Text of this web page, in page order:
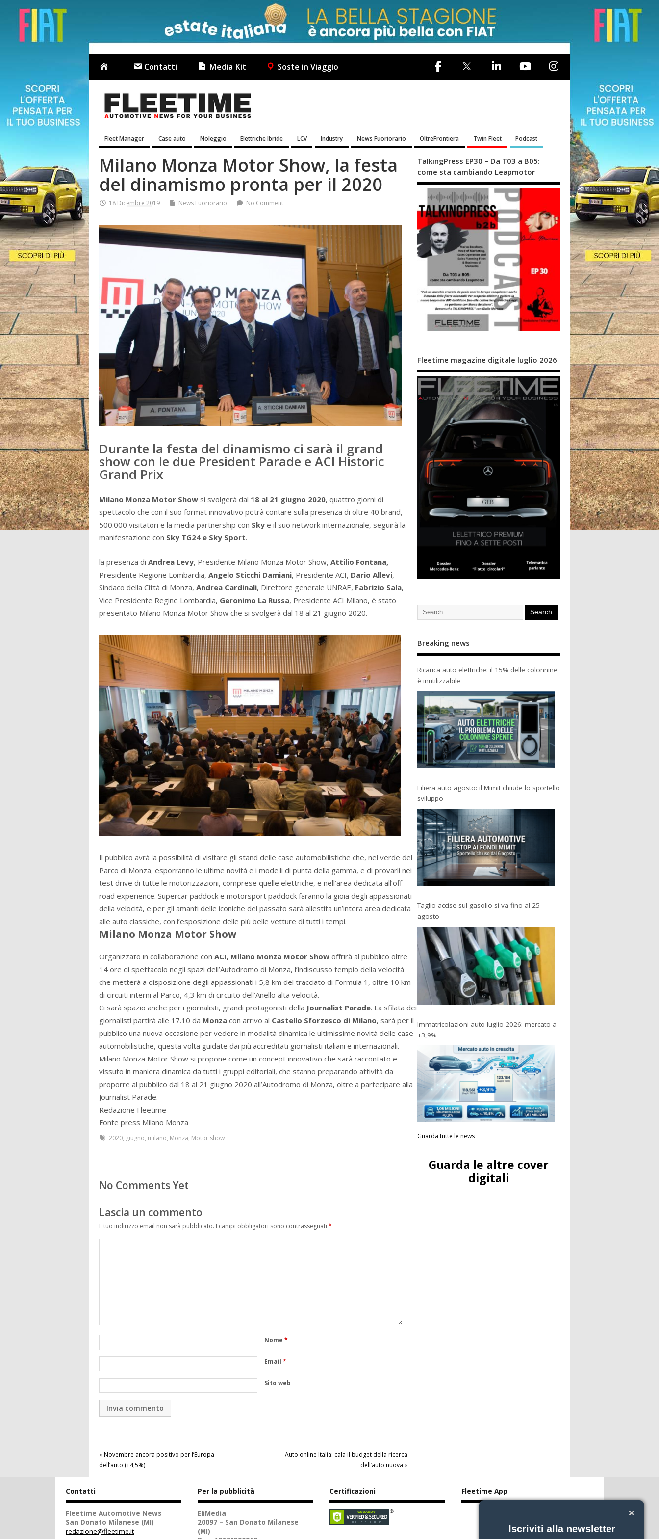
Contatti Media Kit Soste in Viaggio
Fleet Manager Case auto Noleggio Elettriche Ibride LCV Industry News Fuoriorario OltreFrontiera Twin Fleet Podcast
Milano Monza Motor Show, la festa
del dinamismo pronta per il 2020
18 Dicembre 2019 News Fuoriorario No Comment
Durante la festa del dinamismo ci sarà il grand
show con le due President Parade e ACI Historic
Grand Prix
Milano Monza Motor Showsi svolgerà dal 18 al 21 giugno 2020, quattro giorni di
spettacolo che con il suo format innovativo potrà contare sulla presenza di oltre 40 brand,
500.000 visitatori e la media partnership con Skye il suo network internazionale, seguirà la
manifestazione con Sky TG24 e Sky Sport.
la presenza di Andrea Levy, Presidente Milano Monza Motor Show, Attilio Fontana,
Presidente Regione Lombardia, Angelo Sticchi Damiani, Presidente ACI, Dario Allevi,
Sindaco della Città di Monza, Andrea Cardinali, Direttore generale UNRAE, Fabrizio Sala,
Vice Presidente Regine Lombardia, Geronimo La Russa, Presidente ACI Milano, è stato
presentato Milano Monza Motor Show che si svolgerà dal 18 al 21 giugno 2020.
Il pubblico avrà la possibilità di visitare gli stand delle case automobilistiche che, nel verde del
Parco di Monza, esporranno le ultime novità e i modelli di punta della gamma, e di provarli nei
test drive di tutte le motorizzazioni, comprese quelle elettriche, e nell’area dedicata all’off-
road experience. Supercar paddock e motorsport paddock faranno la gioia degli appassionati
della velocità, e per gli amanti delle iconiche del passato sarà allestita un’intera area dedicata
alle auto classiche, con l’esposizione delle più belle vetture di tutti i tempi.
Milano Monza Motor Show
Organizzato in collaborazione con ACI, Milano Monza Motor Showoffrirà al pubblico oltre
14 ore di spettacolo negli spazi dell’Autodromo di Monza, l’indiscusso tempio della velocità
che metterà a disposizione degli appassionati i 5,8 km del tracciato di Formula 1, oltre 10 km
di circuiti interni al Parco, 4,3 km di circuito dell’Anello alta velocità.
Ci sarà spazio anche per i giornalisti, grandi protagonisti della Journalist Parade. La sfilata dei
giornalisti partirà alle 17.10 da Monzacon arrivo al Castello Sforzesco di Milano, sarà per il
pubblico una nuova occasione per vedere in modalità dinamica le ultimissime novità delle case
automobilistiche, questa volta guidate dai più accreditati giornalisti italiani e internazionali.
Milano Monza Motor Show si propone come un concept innovativo che sarà raccontato e
vissuto in maniera dinamica da tutti i gruppi editoriali, che stanno preparando attività da
proporre al pubblico dal 18 al 21 giugno 2020 all’Autodromo di Monza, oltre a partecipare alla
Journalist Parade.
Redazione Fleetime
Fonte press Milano Monza
2020, giugno, milano, Monza, Motor show
No Comments Yet
Lascia un commento
Il tuo indirizzo email non sarà pubblicato. I campi obbligatori sono contrassegnati *
Nome *
Email *
Sito web
« Novembre ancora positivo per l’Europa
dell’auto (+4,5%)
Auto online Italia: cala il budget della ricerca
dell’auto nuova »
TalkingPress EP30 – Da T03 a B05:
come sta cambiando Leapmotor
Fleetime magazine digitale luglio 2026
Breaking news
Ricarica auto elettriche: il 15% delle colonnine
è inutilizzabile
Filiera auto agosto: il Mimit chiude lo sportello
sviluppo
Taglio accise sul gasolio si va fino al 25
agosto
Immatricolazioni auto luglio 2026: mercato a
+3,9%
Guarda tutte le news
Iscriviti alla newsletter
Guarda le altre cover
digitali
Contatti
Fleetime Automotive News
San Donato Milanese (MI)
redazione@fleetime.it
Per la pubblicità
EliMedia
20097 – San Donato Milanese
(MI)
Certificazioni Fleetime App